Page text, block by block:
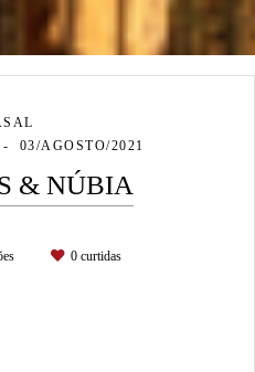
03/AGOSTO/2021
& NÚBIA
0 curtidas